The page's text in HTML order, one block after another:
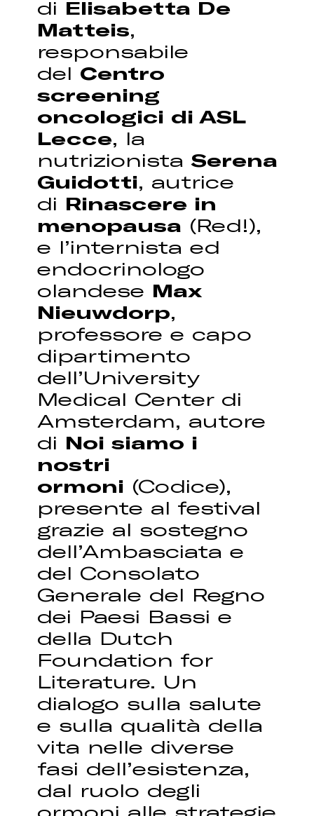
di Elisabetta De
Matteis,
responsabile
del Centro
screening
oncologici di ASL
Lecce, la
nutrizionistaSerena
Guidotti, autrice
di Rinascere in
menopausa (Red!),
e l’internista ed
endocrinologo
olandese Max
Nieuwdorp,
professore e capo
dipartimento
dell’University
Medical Center di
Amsterdam, autore
di Noi siamo i
nostri
ormoni (Codice),
presente al festival
grazie al sostegno
dell’Ambasciata e
del Consolato
Generale del Regno
dei Paesi Bassi e
della Dutch
Foundation for
Literature. Un
dialogo sulla salute
e sulla qualità della
vita nelle diverse
fasi dell’esistenza,
dal ruolo degli
ormoni alle strategie